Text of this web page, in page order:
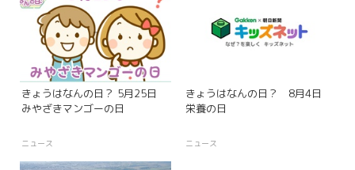
きょうはなんの日？ 5月25日
みやざきマンゴーの日
ニュース
きょうはなんの日？ 8月4日
栄養の日
ニュース